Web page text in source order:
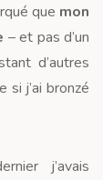
que mon
– et pas d’un
d’autres
si j’ai bronzé
j’avais